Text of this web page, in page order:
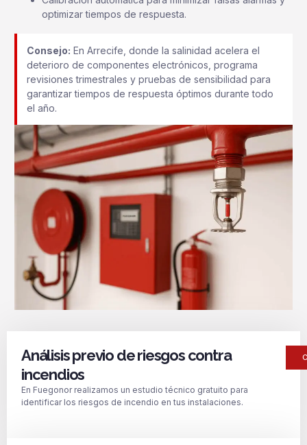
optimizar tiempos de respuesta.
Consejo: En Arrecife, donde la salinidad acelera el
deterioro de componentes electrónicos, programa
revisiones trimestrales y pruebas de sensibilidad para
garantizar tiempos de respuesta óptimos durante todo
el año.
Análisis previo de riesgos contra
incendios
En Fuegonor realizamos un estudio técnico gratuito para
identificar los riesgos de incendio en tus instalaciones.